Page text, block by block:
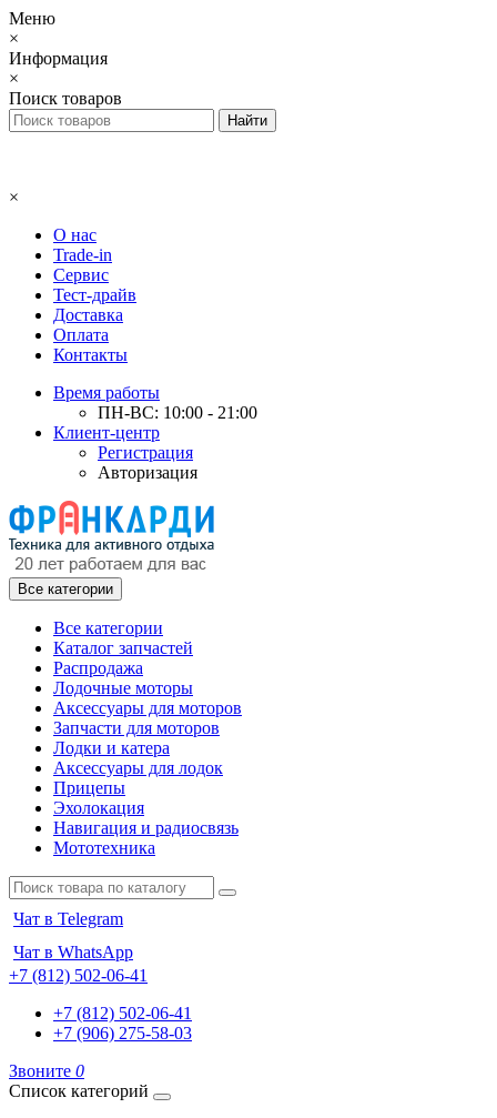
Меню
×
Информация
×
Поиск товаров
×
О нас
Trade-in
Сервис
Тест-драйв
Доставка
Оплата
Контакты
Время работы
ПН-ВС: 10:00 - 21:00
Клиент-центр
Регистрация
Авторизация
Все категории
Все категории
Каталог запчастей
Распродажа
Лодочные моторы
Аксессуары для моторов
Запчасти для моторов
Лодки и катера
Аксессуары для лодок
Прицепы
Эхолокация
Навигация и радиосвязь
Мототехника
Чат в Telegram
Чат в WhatsApp
+7 (812) 502-06-41
+7 (812) 502-06-41
+7 (906) 275-58-03
Звоните 0
Список категорий